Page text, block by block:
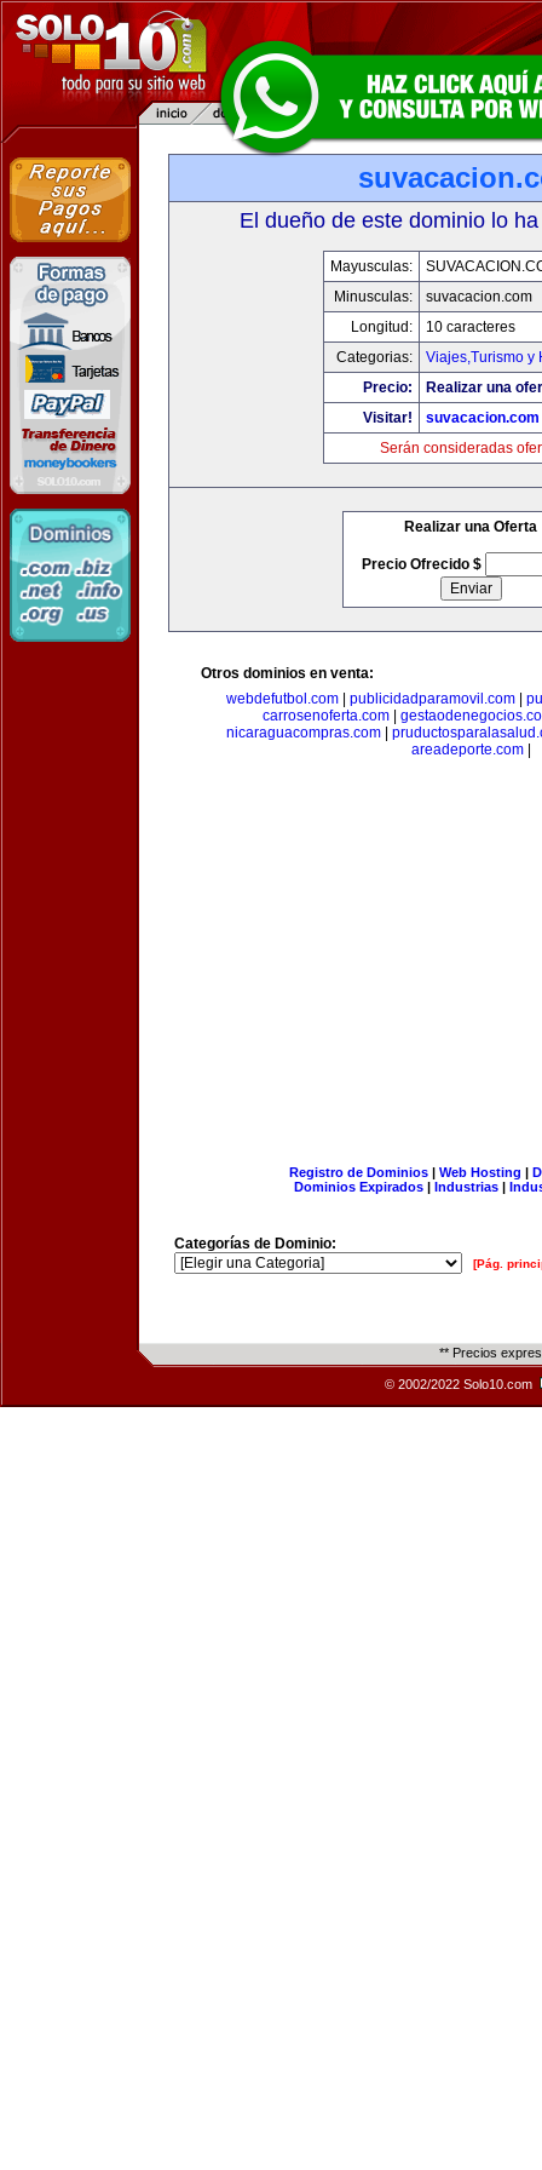
El dueño de este dominio lo
Mayusculas:
Minusculas:
suvacacion.com
Longitud:
10 caracteres
Categorias:
Viajes,Turismo y
Precio:
Realizar una
Visitar!
suvacacion.com
Serán consideradas
Realizar una Oferta
Precio Ofrecido $
Otros dominios en venta:
webdefutbol.com
publicidadparamovil.com
carrosenoferta.com
nicaraguacompras.com
areadeporte.com|
Registro de Dominios| Web Hosting |
Dominios Expirados | Industrias |
Categorías de Dominio:
[Pág.
** Precios
© 2002/2022 Solo10.com